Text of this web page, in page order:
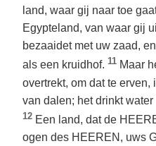
land, waar gij naar toe
Egypteland, van waar gij
bezaaidet met uw zaad,
als een kruidhof. 11 Maar
overtrekt, om dat te
van dalen; het drinkt
12 Een land, dat de
ogen des HEEREN, uws